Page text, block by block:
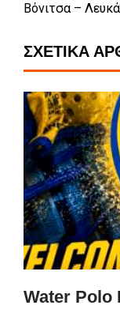
Βόνιτσα –
ΣΧΕΤΙΚΆ
Water Polo